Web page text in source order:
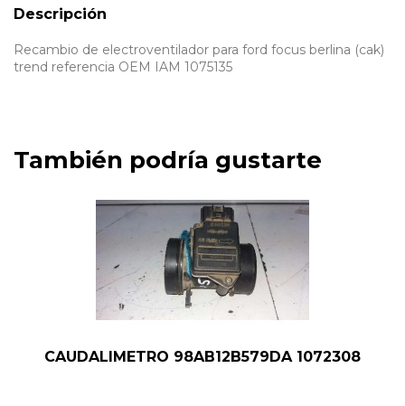
Descripción
Recambio de electroventilador para ford focus berlina (cak)
trend referencia OEM IAM 1075135
También podría gustarte
CAUDALIMETRO 98AB12B579DA 1072308